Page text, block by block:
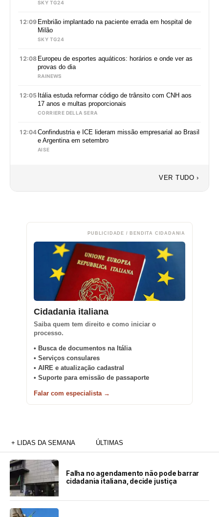
SKY TG24
12:09 Embrião implantado na paciente errada em hospital de
Milão
SKY TG24
12:08 Europeu de esportes aquáticos: horários e onde ver as
provas do dia
RAINEWS
12:05 Itália estuda reformar código de trânsito com CNH aos
17 anos e multas proporcionais
CORRIERE DELLA SERA
12:04Confindustria e ICE lideram missão empresarial ao Brasil
e Argentina em setembro
AISE
VER TUDO ›
PUBLICIDADE / BENDITA CIDADANIA
Cidadania italiana
Saiba quem tem direito e como iniciar o
processo.
• Busca de documentos na Itália
• Serviços consulares
• AIRE e atualização cadastral
• Suporte para emissão de passaporte
Falar com especialista →
+ LIDAS DA SEMANA ÚLTIMAS
Falha no agendamento não pode barrar
cidadania italiana, decide justiça